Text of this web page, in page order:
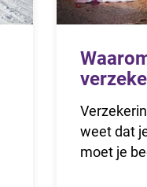
weet dat
moet je